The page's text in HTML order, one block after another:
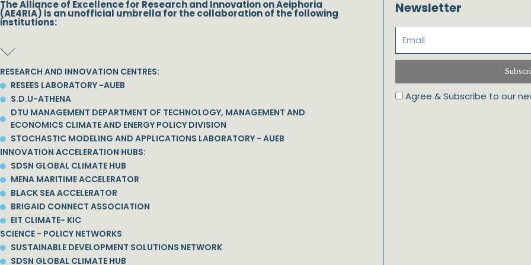
The Alliance of Excellence for Research and Innovation on Aeiphoria
(AE4RIA) is an unofficial umbrella for the collaboration of the following
institutions:
RESEARCH AND INNOVATION CENTRES:
RESEES LABORATORY -AUEB
S.D.U-ATHENA
DTU MANAGEMENT DEPARTMENT OF TECHNOLOGY, MANAGEMENT AND
ECONOMICS CLIMATE AND ENERGY POLICY DIVISION
STOCHASTIC MODELING AND APPLICATIONS LABORATORY - AUEB
INNOVATION ACCELERATION HUBS:
SDSN GLOBAL CLIMATE HUB
MENA MARITIME ACCELERATOR
BLACK SEA ACCELERATOR
BRIGAID CONNECT ASSOCIATION
EIT CLIMATE- KIC
SCIENCE - POLICY NETWORKS
SUSTAINABLE DEVELOPMENT SOLUTIONS NETWORK
SDSN GLOBAL CLIMATE HUB
Newsletter
Agree & Subscribe to our